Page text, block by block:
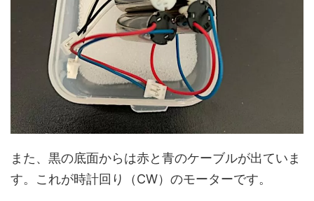
また、黒の底面からは赤と青のケーブルが出ていま
す。これが時計回り（CW）のモーターです。